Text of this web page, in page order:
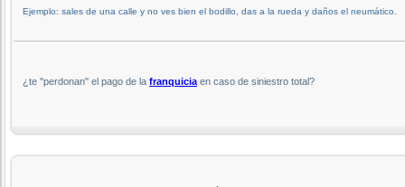
Ejemplo: sales de una calle y no ves bien el bodillo, das a la rueda y daños el neumático.
¿te ''perdonan'' el pago de la franquicia en caso de siniestro total?